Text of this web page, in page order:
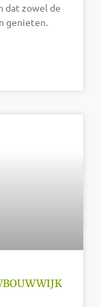
dat zowel de
genieten.